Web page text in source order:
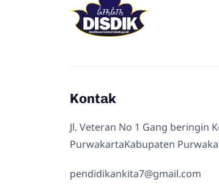
Kontak
Jl. Veteran No 1 Gang beringin
PurwakartaKabupaten
pendidikankita7@gmail.com